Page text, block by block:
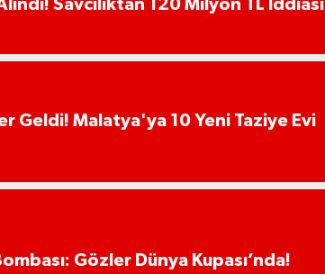
Savcılıktan 120 Milyon TL İddiası
Geldi! Malatya'ya 10 Yeni Taziye Evi
Gözler Dünya Kupası’nda!